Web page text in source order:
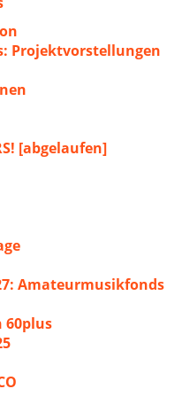
Projektvorstellungen
[abgelaufen]
Amateurmusikfonds
60plus